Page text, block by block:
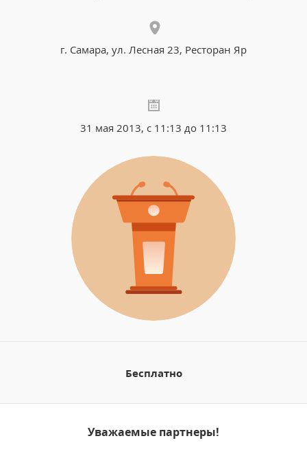
г. Самара, ул. Лесная 23, Ресторан Яр
31 мая 2013, с 11:13 до 11:13
Бесплатно
Уважаемые партнеры!